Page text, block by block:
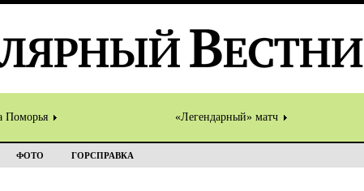
Поморья «Легендарный» матч
ФОТО ГОРСПРАВКА